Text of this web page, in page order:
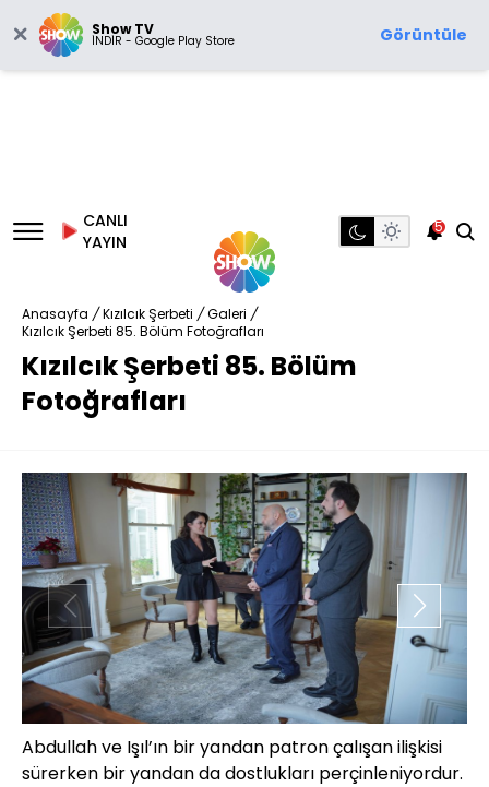
Show TV
İNDİR - Google Play Store Görüntüle
CANLI
YAYIN
5
Anasayfa / Kızılcık Şerbeti / Galeri /
Kızılcık Şerbeti 85. Bölüm Fotoğrafları
Kızılcık Şerbeti 85. Bölüm
Fotoğrafları
Abdullah ve Işıl’ın bir yandan patron çalışan ilişkisi
sürerken bir yandan da dostlukları perçinleniyordur.